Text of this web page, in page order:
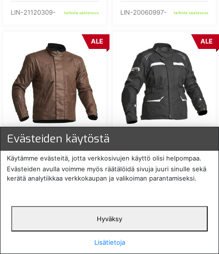
LIN-21120309- tarkista saatavuus LIN-20060997- tarkista saatavuus
VAHAPINTAINEN
TEKSTIILITAKKIRUSKEA
ALE
169,00 € 43 %
MUSTA/VALKOINEN
ALE
199,00 € ALE:31 %
ALE
Evästeiden käytöstä
Käytämme evästeitä, jotta verkkosivujen käyttö olisi helpompaa.
Evästeiden avulla voimme myös räätälöidä sivuja juuri sinulle sekä
kerätä analytiikkaa verkkokaupan ja valikoiman parantamiseksi.
Hyväksy
Lisätietoja